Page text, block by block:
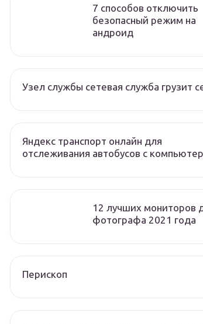
7 способов отключить
безопасный режим на
андроид
Узел службы сетевая служба грузит
Яндекс транспорт онлайн для
отслеживания автобусов с
12 лучших мониторов
фотографа 2021 года
Перископ